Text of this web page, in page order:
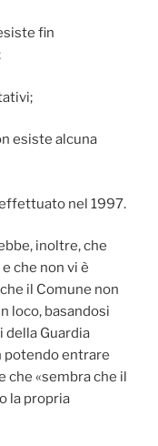
fin
esiste alcuna
nel 1997.
inoltre, che
che non vi è
il Comune non
loco, basandosi
Guardia
potendo entrare
che «sembra che il
la propria